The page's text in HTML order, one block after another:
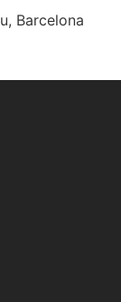
Barcelona